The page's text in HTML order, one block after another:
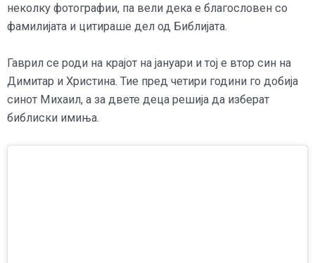
неколку фотографии, па вели дека е благословен со
фамилијата и цитираше дел од Библијата.
Гаврил се роди на крајот на јануари и тој е втор син на
Димитар и Христина. Тие пред четири години го добија
синот Михаил, а за двете деца решија да изберат
библиски имиња.